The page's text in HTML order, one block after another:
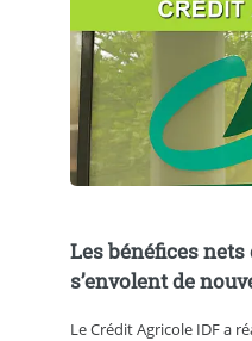
Les bénéfices
s’envolent de
Le Crédit Agricole IDF a